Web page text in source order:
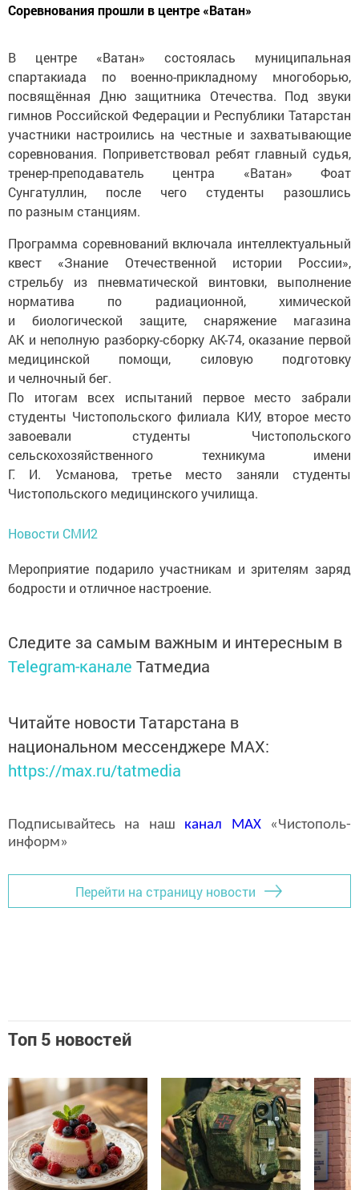
Соревнования прошли в центре «Ватан»
В центре «Ватан» состоялась муниципальная
спартакиада по военно-прикладному многоборью,
посвящённая Дню защитника Отечества. Под звуки
гимнов Российской Федерации и Республики Татарстан
участники настроились на честные и захватывающие
соревнования. Поприветствовал ребят главный судья,
тренер-преподаватель центра «Ватан» Фоат
Сунгатуллин, после чего студенты разошлись
по разным станциям.
Программа соревнований включала интеллектуальный
квест «Знание Отечественной истории России»,
стрельбу из пневматической винтовки, выполнение
норматива по радиационной, химической
и биологической защите, снаряжение магазина
АК и неполную разборку-сборку АК-74, оказание первой
медицинской помощи, силовую подготовку
и челночный бег.
По итогам всех испытаний первое место забрали
студенты Чистопольского филиала КИУ, второе место
завоевали студенты Чистопольского
сельскохозяйственного техникума имени
Г. И. Усманова, третье место заняли студенты
Чистопольского медицинского училища.
Новости СМИ2
Мероприятие подарило участникам и зрителям заряд
бодрости и отличное настроение.
Следите за самым важным и интересным в
Telegram-канале Татмедиа
Читайте новости Татарстана в
национальном мессенджере MАХ:
https://max.ru/tatmedia
Подписывайтесь на наш канал MAX«Чистополь-
информ»
Перейти на страницу новости
Топ 5 новостей